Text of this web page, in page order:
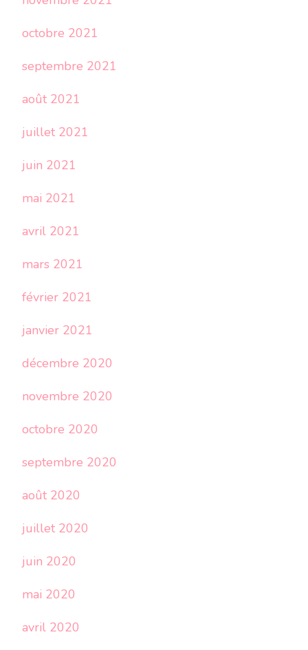
octobre 2021
septembre 2021
août 2021
juillet 2021
juin 2021
mai 2021
avril 2021
mars 2021
février 2021
janvier 2021
décembre 2020
novembre 2020
octobre 2020
septembre 2020
août 2020
juillet 2020
juin 2020
mai 2020
avril 2020